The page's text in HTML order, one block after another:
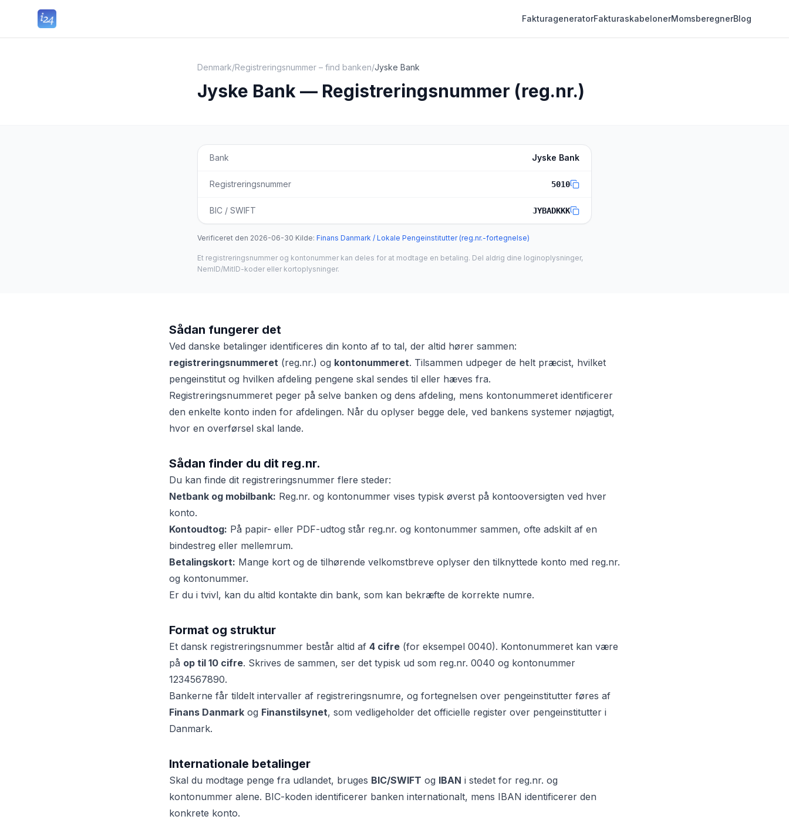
FakturageneratorFakturaskabelonerMomsberegnerBlog
Denmark/Registreringsnummer – find banken/Jyske Bank
Jyske Bank — Registreringsnummer (reg.nr.)
Bank Jyske Bank
Registreringsnummer 5010
BIC / SWIFT JYBADKKK
Verificeret den 2026-06-30·Kilde: Finans Danmark / Lokale Pengeinstitutter (reg.nr.-fortegnelse)
Et registreringsnummer og kontonummer kan deles for at modtage en betaling. Del aldrig dine loginoplysninger,
NemID/MitID-koder eller kortoplysninger.
Sådan fungerer det
Ved danske betalinger identificeres din konto af to tal, der altid hører sammen:
registreringsnummeret (reg.nr.) og kontonummeret. Tilsammen udpeger de helt præcist, hvilket
pengeinstitut og hvilken afdeling pengene skal sendes til eller hæves fra.
Registreringsnummeret peger på selve banken og dens afdeling, mens kontonummeret identificerer
den enkelte konto inden for afdelingen. Når du oplyser begge dele, ved bankens systemer nøjagtigt,
hvor en overførsel skal lande.
Sådan finder du dit reg.nr.
Du kan finde dit registreringsnummer flere steder:
Netbank og mobilbank: Reg.nr. og kontonummer vises typisk øverst på kontooversigten ved hver
konto.
Kontoudtog: På papir- eller PDF-udtog står reg.nr. og kontonummer sammen, ofte adskilt af en
bindestreg eller mellemrum.
Betalingskort: Mange kort og de tilhørende velkomstbreve oplyser den tilknyttede konto med reg.nr.
og kontonummer.
Er du i tvivl, kan du altid kontakte din bank, som kan bekræfte de korrekte numre.
Format og struktur
Et dansk registreringsnummer består altid af 4 cifre (for eksempel 0040). Kontonummeret kan være
på op til 10 cifre. Skrives de sammen, ser det typisk ud som reg.nr. 0040 og kontonummer
1234567890.
Bankerne får tildelt intervaller af registreringsnumre, og fortegnelsen over pengeinstitutter føres af
Finans Danmark og Finanstilsynet, som vedligeholder det officielle register over pengeinstitutter i
Danmark.
Internationale betalinger
Skal du modtage penge fra udlandet, bruges BIC/SWIFT og IBAN i stedet for reg.nr. og
kontonummer alene. BIC-koden identificerer banken internationalt, mens IBAN identificerer den
konkrete konto.